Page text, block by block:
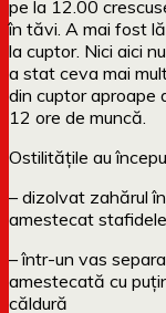
pe la 12.00
în tăvi. A mai fost
la cuptor. Nici aici
a stat ceva mai
din cuptor aproape
12 ore de muncă.
Ostilitățile au
– dizolvat zahărul
amestecat stafidele
– într-un vas
amestecată cu
căldură